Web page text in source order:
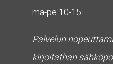
ma-pe 10-15
Palvelun
kirjoitathan